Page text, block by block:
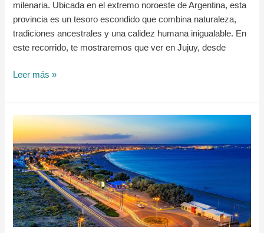
milenaria. Ubicada en el extremo noroeste de Argentina, esta
provincia es un tesoro escondido que combina naturaleza,
tradiciones ancestrales y una calidez humana inigualable. En
este recorrido, te mostraremos que ver en Jujuy, desde
Leer más »
Qué
ver
en
Puerto
Madryn